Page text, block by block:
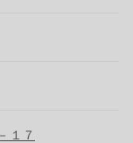
１７